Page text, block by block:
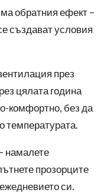
обратния ефект –
създават условия
през
цялата година
комфортно, без да
температурата.
намалете
прозорците
си.